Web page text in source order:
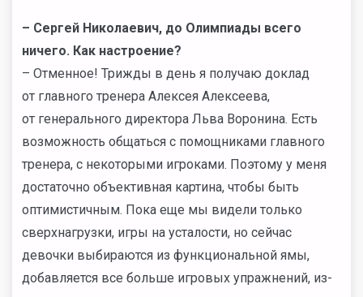
– Сергей Николаевич, до Олимпиады всего
ничего. Как настроение?
– Отменное! Трижды в день я получаю доклад
от главного тренера Алексея Алексеева,
от генерального директора Льва Воронина. Есть
возможность общаться с помощниками главного
тренера, с некоторыми игроками. Поэтому у меня
достаточно объективная картина, чтобы быть
оптимистичным. Пока еще мы видели только
сверхнагрузки, игры на усталости, но сейчас
девочки выбираются из функциональной ямы,
добавляется все больше игровых упражнений, из-